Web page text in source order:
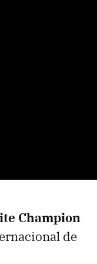
Champion
de